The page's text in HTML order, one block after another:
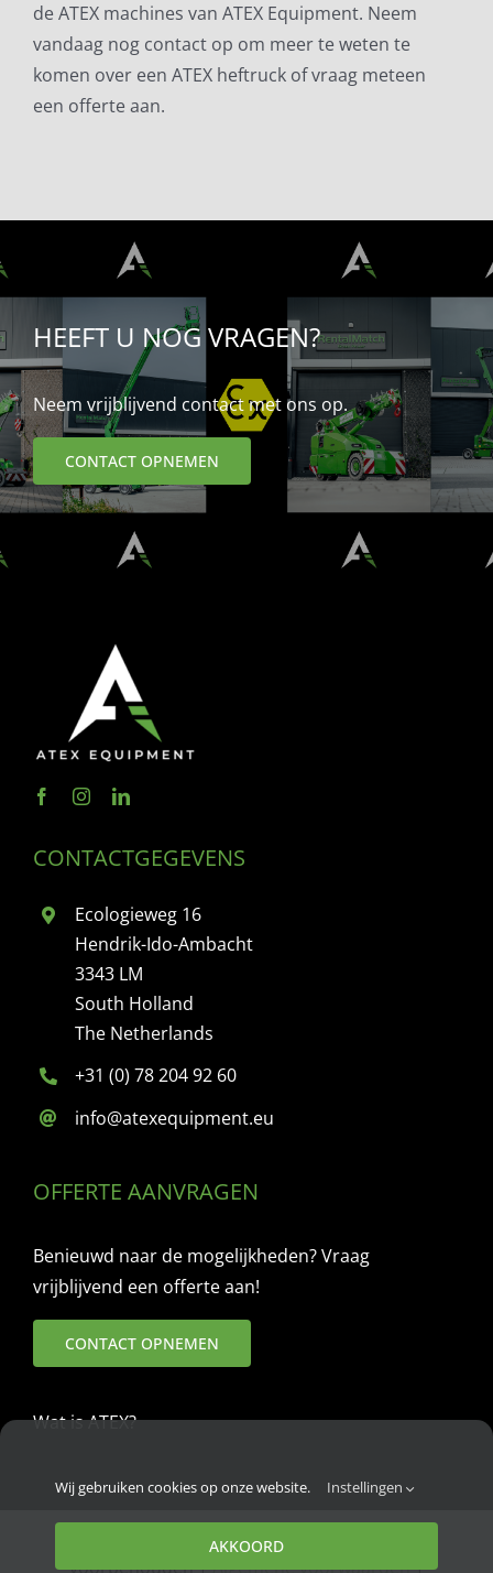
de ATEX machines van ATEX Equipment. Neem
vandaag nog contact op om meer te weten te
komen over een ATEX heftruck of vraag meteen
een offerte aan.
HEEFT U NOG VRAGEN?
Neem vrijblijvend contact met ons op.
CONTACT OPNEMEN
CONTACTGEGEVENS
Ecologieweg 16
Hendrik-Ido-Ambacht
3343 LM
South Holland
The Netherlands
+31 (0) 78 204 92 60
info@atexequipment.eu
OFFERTE AANVRAGEN
Benieuwd naar de mogelijkheden? Vraag
vrijblijvend een offerte aan!
CONTACT OPNEMEN
Wat is ATEX?
2026 ATEX EQUIPMENT | Alle rechten
voorbehouden |Algemene voorwaarden|
Wij gebruiken cookies op onze website. Instellingen
AKKOORD